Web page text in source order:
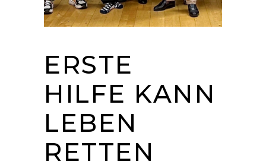
ERSTE
HILFE KANN
LEBEN
RETTEN